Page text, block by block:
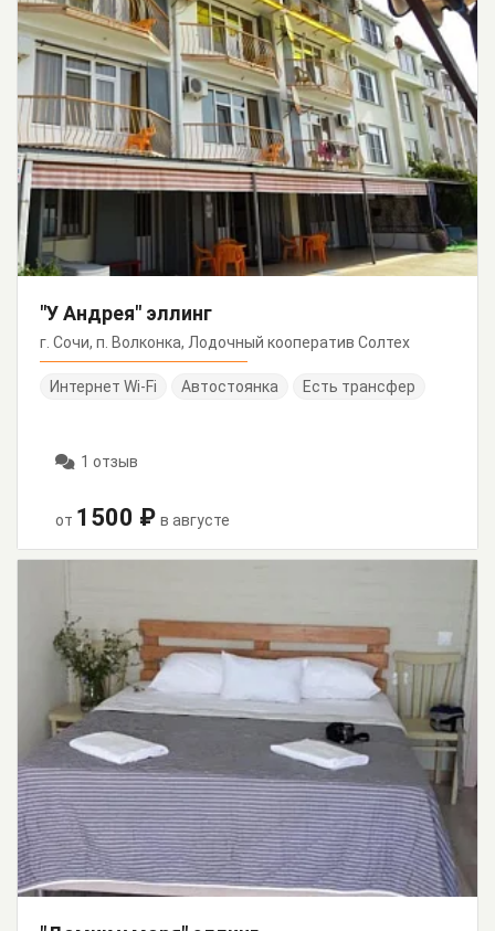
"У Андрея" эллинг
г. Сочи, п. Волконка, Лодочный кооператив Солтех
Интернет Wi-Fi Автостоянка Есть трансфер
1 отзыв
от 1500 ₽ в августе